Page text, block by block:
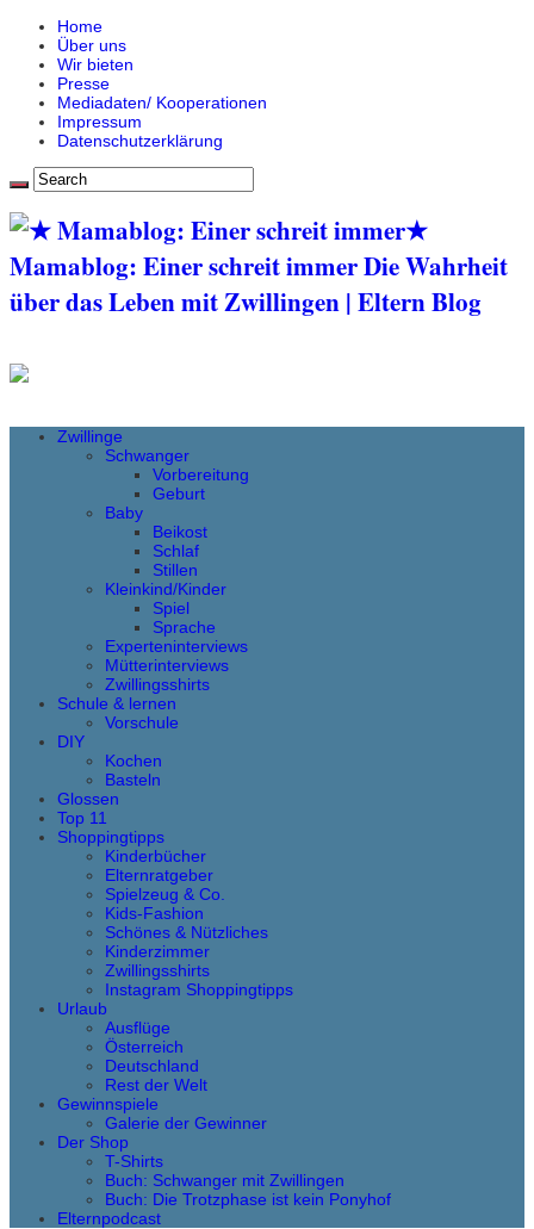
Home
Über uns
Wir bieten
Presse
Mediadaten/ Kooperationen
Impressum
Datenschutzerklärung
★
Mamablog: Einer schreit immer Die Wahrheit
über das Leben mit Zwillingen | Eltern Blog
Zwillinge
Schwanger
Vorbereitung
Geburt
Baby
Beikost
Schlaf
Stillen
Kleinkind/Kinder
Spiel
Sprache
Experteninterviews
Mütterinterviews
Zwillingsshirts
Schule & lernen
Vorschule
DIY
Kochen
Basteln
Glossen
Top 11
Shoppingtipps
Kinderbücher
Elternratgeber
Spielzeug & Co.
Kids-Fashion
Schönes & Nützliches
Kinderzimmer
Zwillingsshirts
Instagram Shoppingtipps
Urlaub
Ausflüge
Österreich
Deutschland
Rest der Welt
Gewinnspiele
Galerie der Gewinner
Der Shop
T-Shirts
Buch: Schwanger mit Zwillingen
Buch: Die Trotzphase ist kein Ponyhof
Elternpodcast